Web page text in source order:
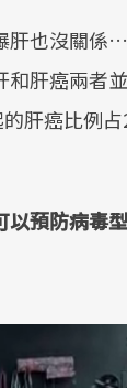
肝也沒關
和肝癌兩者
肝癌比例
預防病毒